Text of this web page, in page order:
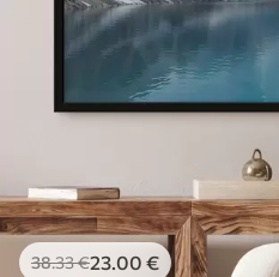
38.33€23.00 €